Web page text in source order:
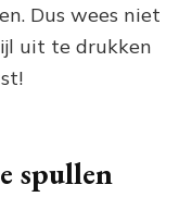
Dus wees niet
uit te drukken
spullen